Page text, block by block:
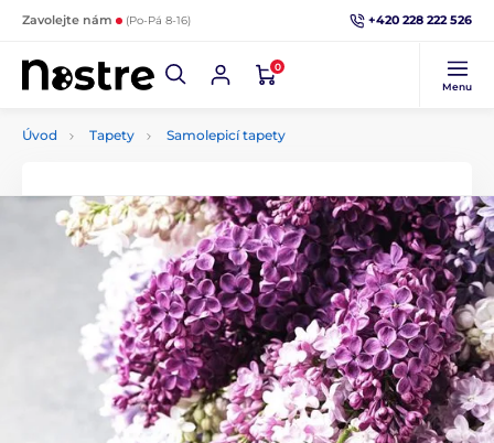
Zavolejte nám (Po-Pá 8-16) +420 228 222 526
0
Menu
Úvod Tapety Samolepicí tapety